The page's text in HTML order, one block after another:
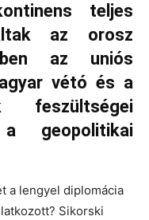
teljes
az orosz
az uniós
vétó és a
feszültségei
geopolitikai
a lengyel diplomácia
Sikorski